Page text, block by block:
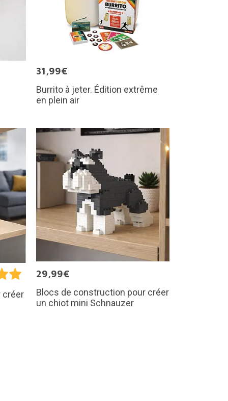
31,99€
Burrito à jeter. Édition extrême
en plein air
créer
29,99€
Blocs de construction pour créer
un chiot mini Schnauzer